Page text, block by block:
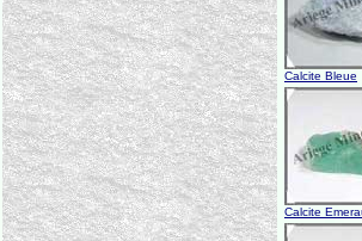
Calcite Bleue
Calcite